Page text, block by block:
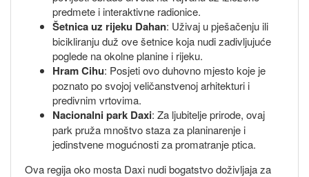
predmete i interaktivne radionice.
Šetnica uz rijeku Dahan: Uživaj u pješačenju ili
bicikliranju duž ove šetnice koja nudi zadivljujuće
poglede na okolne planine i rijeku.
Hram Cihu: Posjeti ovo duhovno mjesto koje je
poznato po svojoj veličanstvenoj arhitekturi i
predivnim vrtovima.
Nacionalni park Daxi: Za ljubitelje prirode, ovaj
park pruža mnoštvo staza za planinarenje i
jedinstvene mogućnosti za promatranje ptica.
Ova regija oko mosta Daxi nudi bogatstvo doživljaja za